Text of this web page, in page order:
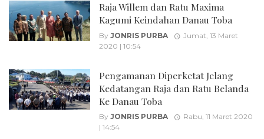
Raja Willem dan Ratu Maxima
Kagumi Keindahan Danau Toba
By JONRIS PURBA
Jumat, 13 Maret
2020 | 10:54
Pengamanan Diperketat Jelang
Kedatangan Raja dan Ratu Belanda
Ke Danau Toba
By JONRIS PURBA
Rabu, 11 Maret 2020
| 14:54